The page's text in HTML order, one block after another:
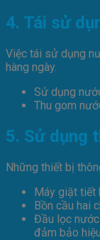
4. Tái sử
Việc tái sử dụng
hàng ngày.
Sử dụng
Thu gom
5. Sử dụng
Những thiết bị
Máy giặt tiết
Bồn cầu hai
Đầu lọc
đảm bảo